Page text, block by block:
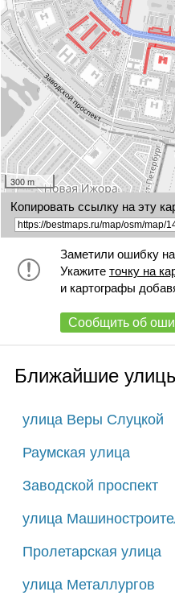
300 m
Копировать ссылку на эту
Заметили ошибку
Укажите точку на
и картографы
Сообщить об
Ближайшие
улица Веры Слуцкой
Раумская улица
Заводской проспект
улица
Пролетарская улица
улица Металлургов